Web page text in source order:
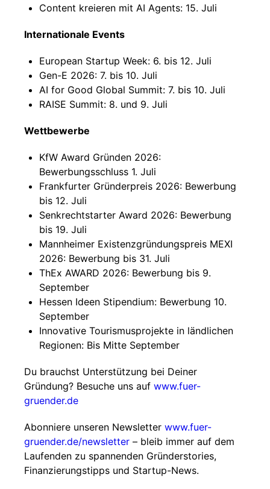
Content kreieren mit AI Agents: 15. Juli
Internationale Events
European Startup Week: 6. bis 12. Juli
Gen-E 2026: 7. bis 10. Juli
AI for Good Global Summit: 7. bis 10. Juli
RAISE Summit: 8. und 9. Juli
Wettbewerbe
KfW Award Gründen 2026:
Bewerbungsschluss 1. Juli
Frankfurter Gründerpreis 2026: Bewerbung
bis 12. Juli
Senkrechtstarter Award 2026: Bewerbung
bis 19. Juli
Mannheimer Existenzgründungspreis MEXI
2026: Bewerbung bis 31. Juli
ThEx AWARD 2026: Bewerbung bis 9.
September
Hessen Ideen Stipendium: Bewerbung 10.
September
Innovative Tourismusprojekte in ländlichen
Regionen: Bis Mitte September
Du brauchst Unterstützung bei Deiner
Gründung? Besuche uns auf www.fuer-
gruender.de
Abonniere unseren Newsletter www.fuer-
gruender.de/newsletter – bleib immer auf dem
Laufenden zu spannenden Gründerstories,
Finanzierungstipps und Startup-News.